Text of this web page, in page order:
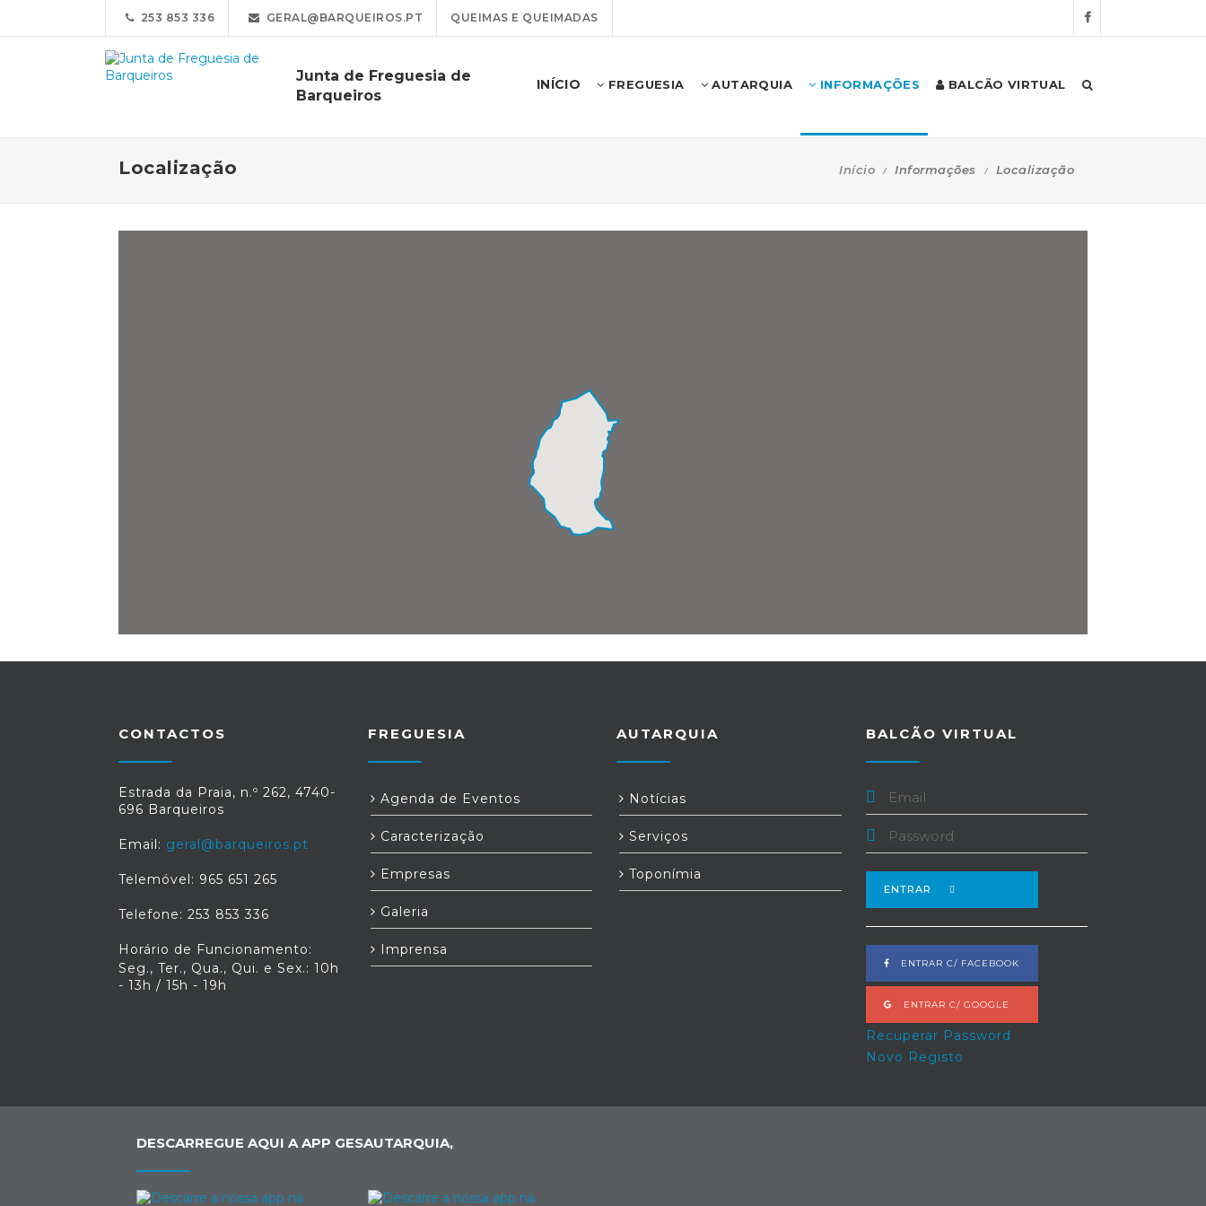
253 853 336 GERAL@BARQUEIROS.PT QUEIMAS E QUEIMADAS
Junta de Freguesia de
Barqueiros
INÍCIO FREGUESIA AUTARQUIA INFORMAÇÕES BALCÃO VIRTUAL
Localização Início Informações Localização
CONTACTOS
Estrada da Praia, n.º 262, 4740-
696 Barqueiros
Email: geral@barqueiros.pt
Telemóvel: 965 651 265
Telefone: 253 853 336
Horário de Funcionamento:
Seg., Ter., Qua., Qui. e Sex.: 10h
- 13h / 15h - 19h
FREGUESIA
Agenda de Eventos
Caracterização
Empresas
Galeria
Imprensa
AUTARQUIA
Notícias
Serviços
Toponímia
BALCÃO VIRTUAL
ENTRAR
ENTRAR C/ FACEBOOK
ENTRAR C/ GOOGLE
Recuperar Password
Novo Registo
DESCARREGUE AQUI A APP GESAUTARQUIA,